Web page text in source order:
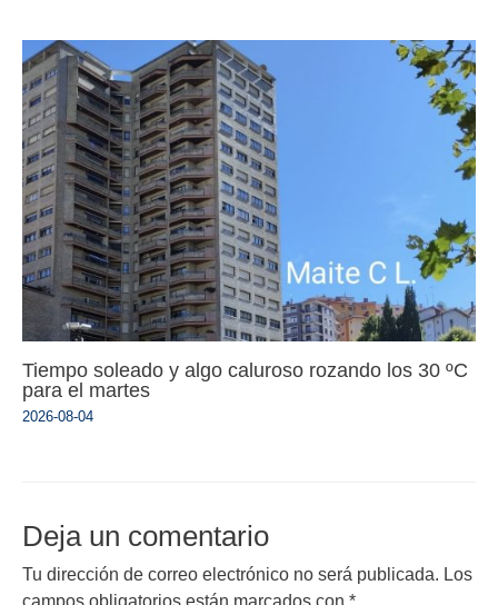
Tiempo soleado y algo caluroso rozando los 30 ºC
para el martes
2026-08-04
Deja un comentario
Tu dirección de correo electrónico no será publicada. Los
campos obligatorios están marcados con *